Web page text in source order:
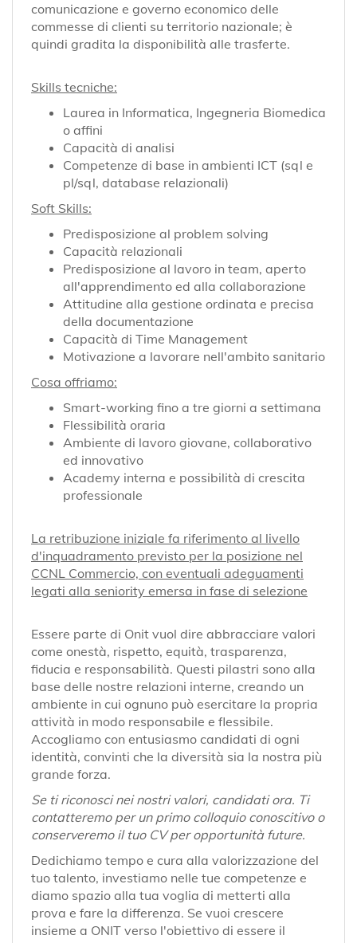
DE
ES
PT
comunicazione e governo economico delle
commesse di clienti su territorio nazionale; è
quindi gradita la disponibilità alle trasferte.
Skills tecniche:
Laurea in Informatica, Ingegneria Biomedica
o affini
Capacità di analisi
Competenze di base in ambienti ICT (sql e
pl/sql, database relazionali)
Soft Skills:
Predisposizione al problem solving
Capacità relazionali
Predisposizione al lavoro in team, aperto
all'apprendimento ed alla collaborazione
Attitudine alla gestione ordinata e precisa
della documentazione
Capacità di Time Management
Motivazione a lavorare nell'ambito sanitario
Cosa offriamo:
Smart-working fino a tre giorni a settimana
Flessibilità oraria
Ambiente di lavoro giovane, collaborativo
ed innovativo
Academy interna e possibilità di crescita
professionale
La retribuzione iniziale fa riferimento al livello
d'inquadramento previsto per la posizione nel
CCNL Commercio, con eventuali adeguamenti
legati alla seniority emersa in fase di selezione
Essere parte di Onit vuol dire abbracciare valori
come onestà, rispetto, equità, trasparenza,
fiducia e responsabilità. Questi pilastri sono alla
base delle nostre relazioni interne, creando un
ambiente in cui ognuno può esercitare la propria
attività in modo responsabile e flessibile.
Accogliamo con entusiasmo candidati di ogni
identità, convinti che la diversità sia la nostra più
grande forza.
Se ti riconosci nei nostri valori, candidati ora. Ti
contatteremo per un primo colloquio conoscitivo o
conserveremo il tuo CV per opportunità future.
Dedichiamo tempo e cura alla valorizzazione del
tuo talento, investiamo nelle tue competenze e
diamo spazio alla tua voglia di metterti alla
prova e fare la differenza. Se vuoi crescere
insieme a ONIT verso l'obiettivo di essere il